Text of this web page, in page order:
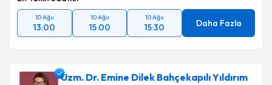
10 Ağu
13:00
10 Ağu
15:00
10 Ağu
15:30 Daha Fazla
Uzm. Dr. Emine Dilek Bahçekapılı Yıldırım